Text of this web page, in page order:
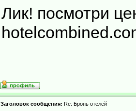
Лик! посмотри
Заголовок сообщения: Re: Бронь отелей